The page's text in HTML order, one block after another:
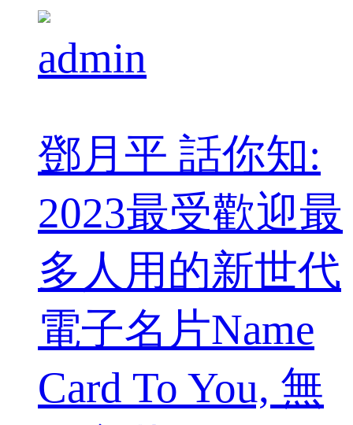
admin
鄧月平 話你知:
2023最受歡迎最
多人用的新世代
電子名片Name
Card To You, 無